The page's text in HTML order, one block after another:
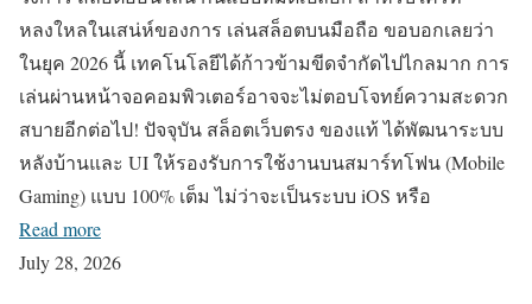
หลงใหลในเสน่ห์ของการ เล่นสล็อตบนมือถือ ขอบอกเลยว่า
ในยุค 2026 นี้ เทคโนโลยีได้ก้าวข้ามขีดจำกัดไปไกลมาก การ
เล่นผ่านหน้าจอคอมพิวเตอร์อาจจะไม่ตอบโจทย์ความสะดวก
สบายอีกต่อไป! ปัจจุบัน สล็อตเว็บตรง ของแท้ ได้พัฒนาระบบ
หลังบ้านและ UI ให้รองรับการใช้งานบนสมาร์ทโฟน (Mobile
Gaming) แบบ 100% เต็ม ไม่ว่าจะเป็นระบบ iOS หรือ
Read more
July 28, 2026